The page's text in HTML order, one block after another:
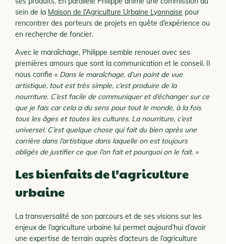
sein de la Maison de l’Agriculture Urbaine Lyonnaise pour
rencontrer des porteurs de projets en quête d’expérience ou
en recherche de foncier.
Avec le maraîchage, Philippe semble renouer avec ses
premières amours que sont la communication et le conseil. Il
nous confie « Dans le maraîchage, d’un point de vue
artistique, tout est très simple, c’est produire de la
nourriture. C’est facile de communiquer et d’échanger sur ce
que je fais car cela a du sens pour tout le monde, à la fois
tous les âges et toutes les cultures. La nourriture, c’est
universel. C’est quelque chose qui fait du bien après une
carrière dans l’artistique dans laquelle on est toujours
obligés de justifier ce que l’on fait et pourquoi on le fait. »
Les bienfaits de l’agriculture
urbaine
La transversalité de son parcours et de ses visions sur les
enjeux de l’agriculture urbaine lui permet aujourd’hui d’avoir
une expertise de terrain auprès d’acteurs de l’agriculture